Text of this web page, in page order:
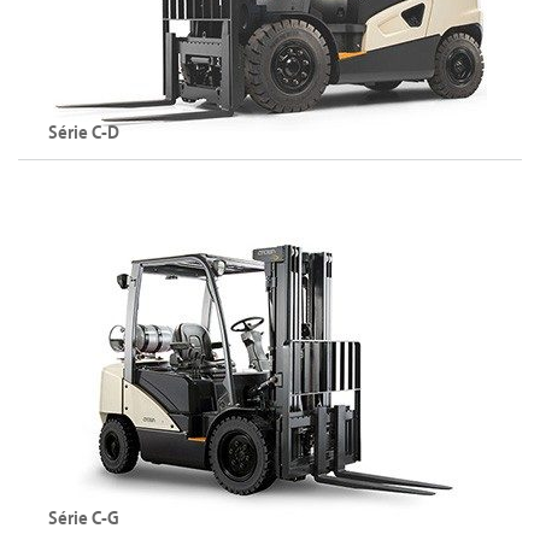
Explorer la série C-D
Série C-D
Hauteur de levée maximale : 7000 mm
Exlorer la série C-D
Série C-G